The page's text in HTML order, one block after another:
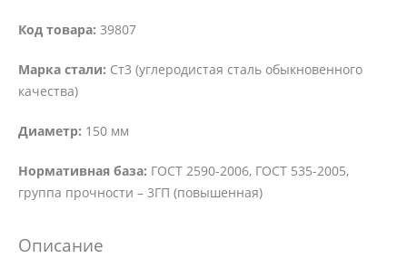
Код товара: 39807
Марка стали: Ст3 (углеродистая сталь обыкновенного
качества)
Диаметр: 150 мм
Нормативная база: ГОСТ 2590-2006, ГОСТ 535-2005,
группа прочности – 3ГП (повышенная)
Описание